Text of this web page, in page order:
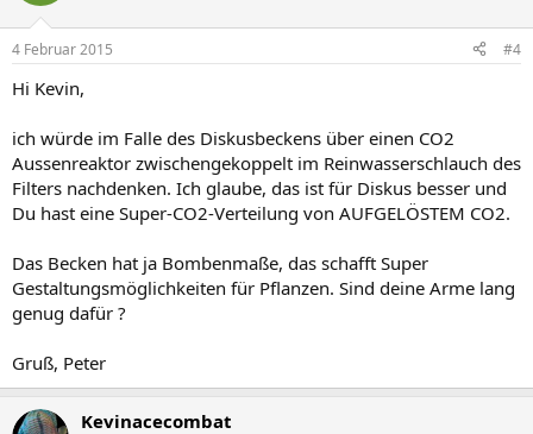
4 Februar 2015 #4
Hi Kevin,
ich würde im Falle des Diskusbeckens über einen CO2
Aussenreaktor zwischengekoppelt im Reinwasserschlauch des
Filters nachdenken. Ich glaube, das ist für Diskus besser und
Du hast eine Super-CO2-Verteilung von AUFGELÖSTEM CO2.
Das Becken hat ja Bombenmaße, das schafft Super
Gestaltungsmöglichkeiten für Pflanzen. Sind deine Arme lang
genug dafür ?
Gruß, Peter
Kevinacecombat